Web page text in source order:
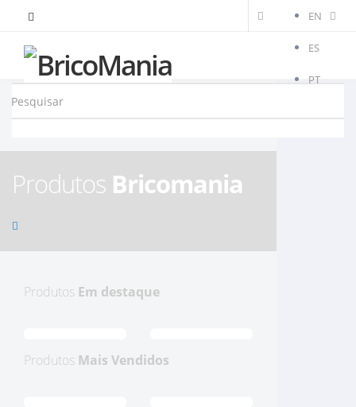
EN
ES
PT
Produtos Bricomania
Produtos Em destaque
Produtos Mais Vendidos